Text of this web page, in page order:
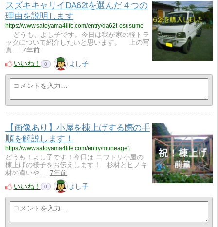
スズキキャリイDA62tを選んだ４つの
理由を説明します
https://www.satoyama4life.com/entry/da62t-osusume
どうも、よし子です。今日は我が家の軽トラ
ックについて紹介したいと思います。 上の写
真…
7年前
いいね！
0 よし子
【画像あり】小屋を棟上げする際の手
順を解説します！
https://www.satoyama4life.com/entry/muneage1
どうも！よし子です！今日は ニワトリ小屋の
棟上げの様子をお伝えします！ 杉材とヒノキ
材の違いや…
7年前
いいね！
0 よし子